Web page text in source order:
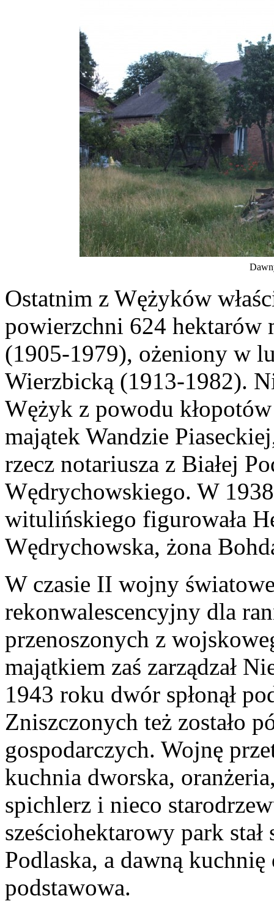
Ostatnim z Wężyków
powierzchni 624 hektarów
(1905-1979), ożeniony w
Wierzbicką (1913-1982).
Wężyk z powodu
majątek Wandzie
rzecz notariusza z Białej
Wędrychowskiego. W
witulińskiego figurowała
Wędrychowska, żona
W czasie II wojny
rekonwalescencyjny dla
przenoszonych z
majątkiem zaś zarządzał
1943 roku dwór spłonął
Zniszczonych też zostało
gospodarczych. Wojnę
kuchnia dworska,
spichlerz i nieco
sześciohektarowy park stał
Podlaska, a dawną kuchnię
podstawowa.